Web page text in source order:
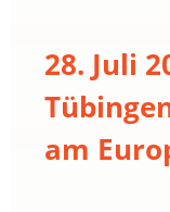
28. Juli
am